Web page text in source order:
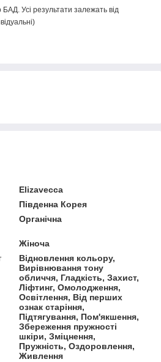
Усі результати залежать від
Elizavecca
Південна Корея
Органічна
Жіноча
Відновлення кольору,
Вирівнювання тону
обличчя, Гладкість, Захист,
Ліфтинг, Омолодження,
Освітлення, Від перших
ознак старіння,
Підтягування, Пом'якшення,
Збереження пружності
шкіри, Зміцнення,
Пружність, Оздоровлення,
Живлення